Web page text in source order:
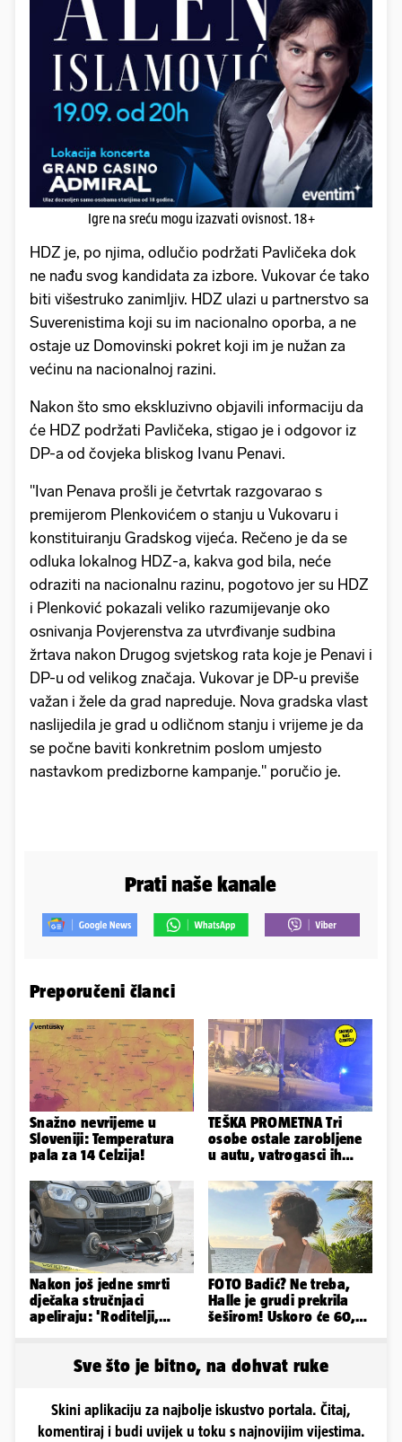
Igre na sreću mogu izazvati ovisnost. 18+
HDZ je, po njima, odlučio podržati Pavličeka dok
ne nađu svog kandidata za izbore. Vukovar će tako
biti višestruko zanimljiv. HDZ ulazi u partnerstvo sa
Suverenistima koji su im nacionalno oporba, a ne
ostaje uz Domovinski pokret koji im je nužan za
većinu na nacionalnoj razini.
Nakon što smo ekskluzivno objavili informaciju da
će HDZ podržati Pavličeka, stigao je i odgovor iz
DP-a od čovjeka bliskog Ivanu Penavi.
"Ivan Penava prošli je četvrtak razgovarao s
premijerom Plenkovićem o stanju u Vukovaru i
konstituiranju Gradskog vijeća. Rečeno je da se
odluka lokalnog HDZ-a, kakva god bila, neće
odraziti na nacionalnu razinu, pogotovo jer su HDZ
i Plenković pokazali veliko razumijevanje oko
osnivanja Povjerenstva za utvrđivanje sudbina
žrtava nakon Drugog svjetskog rata koje je Penavi i
DP-u od velikog značaja. Vukovar je DP-u previše
važan i žele da grad napreduje. Nova gradska vlast
naslijedila je grad u odličnom stanju i vrijeme je da
se počne baviti konkretnim poslom umjesto
nastavkom predizborne kampanje." poručio je.
Prati naše kanale
Preporučeni članci
Snažno nevrijeme u
Sloveniji: Temperatura
pala za 14 Celzija!
TEŠKA PROMETNA Tri
osobe ostale zarobljene
u autu, vatrogasci ih
Nakon još jedne smrti
dječaka stručnjaci
apeliraju: 'Roditelji,
FOTO Badić? Ne treba,
Halle je grudi prekrila
šeširom! Uskoro će 60,
Sve što je bitno, na dohvat ruke
Skini aplikaciju za najbolje iskustvo portala. Čitaj,
komentiraj i budi uvijek u toku s najnovijim vijestima.